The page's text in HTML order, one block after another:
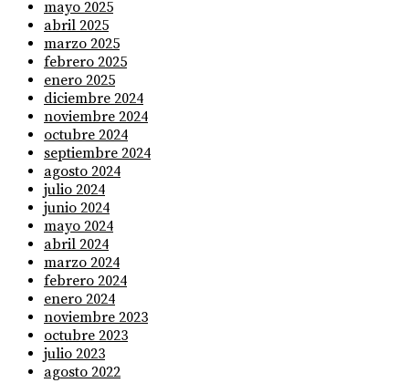
mayo 2025
abril 2025
marzo 2025
febrero 2025
enero 2025
diciembre 2024
noviembre 2024
octubre 2024
septiembre 2024
agosto 2024
julio 2024
junio 2024
mayo 2024
abril 2024
marzo 2024
febrero 2024
enero 2024
noviembre 2023
octubre 2023
julio 2023
agosto 2022